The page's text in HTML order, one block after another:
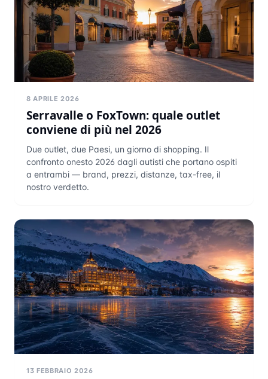
8 APRILE 2026
Serravalle o FoxTown: quale outlet
conviene di più nel 2026
Due outlet, due Paesi, un giorno di shopping. Il
confronto onesto 2026 dagli autisti che portano ospiti
a entrambi — brand, prezzi, distanze, tax-free, il
nostro verdetto.
13 FEBBRAIO 2026